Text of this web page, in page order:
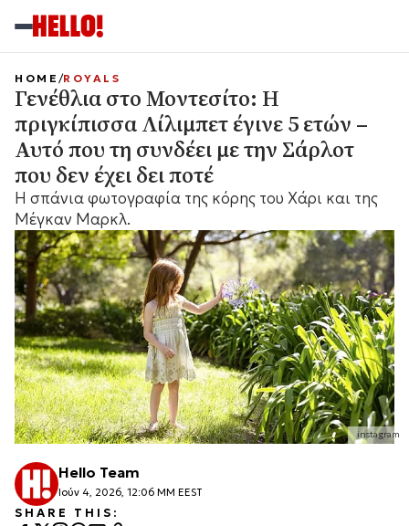
instagram
HOME ROYALS
Γενέθλια στο Μοντεσίτο: Η
πριγκίπισσα Λίλιμπετ έγινε 5 ετών –
Αυτό που τη συνδέει με την Σάρλοτ
που δεν έχει δει ποτέ
Η σπάνια φωτογραφία της κόρης του Χάρι και της
Μέγκαν Μαρκλ.
Hello Team
Ιούν 4, 2026, 12:06 ΜΜ EEST
SHARE THIS: